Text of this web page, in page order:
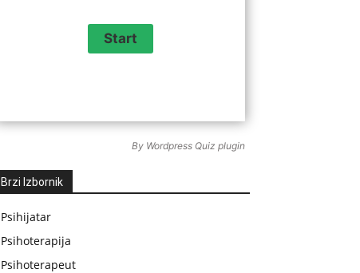
By Wordpress Quiz plugin
Brzi Izbornik
Psihijatar
Psihoterapija
Psihoterapeut